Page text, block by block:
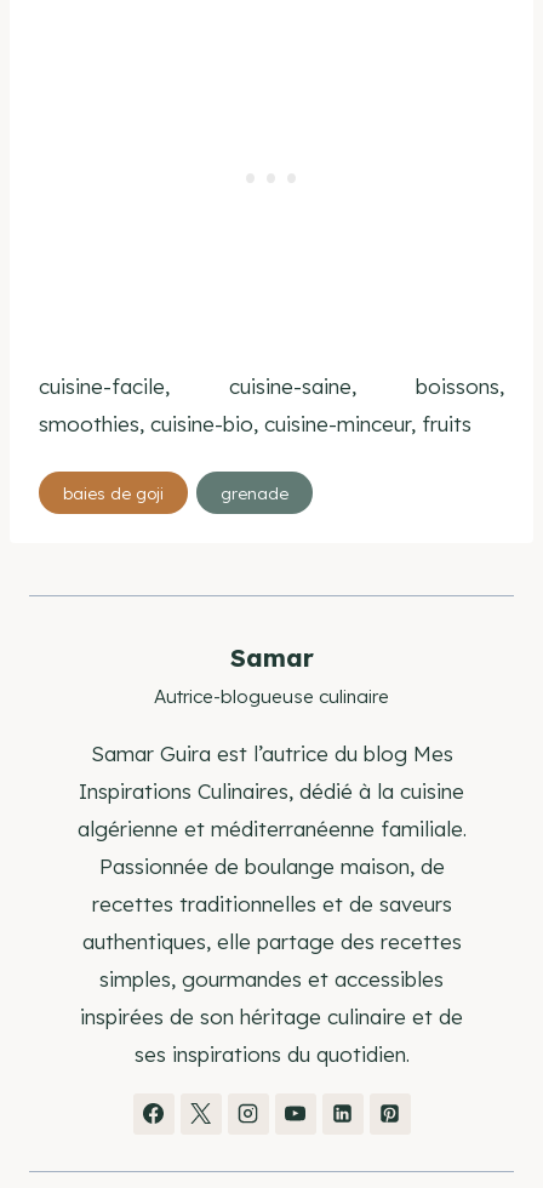
cuisine-facile, cuisine-saine, boissons,
smoothies, cuisine-bio, cuisine-minceur, fruits
Étiquettes
de
publication :
baies de goji grenade
Samar
Autrice-blogueuse culinaire
Samar Guira est l’autrice du blog Mes
Inspirations Culinaires, dédié à la cuisine
algérienne et méditerranéenne familiale.
Passionnée de boulange maison, de
recettes traditionnelles et de saveurs
authentiques, elle partage des recettes
simples, gourmandes et accessibles
inspirées de son héritage culinaire et de
ses inspirations du quotidien.